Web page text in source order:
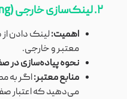
۲. لینک‌سازی خارجی (External Linking):
اهمیت:لینک دادن
معتبر و خارجی.
نحوه پیاده‌سازی
منابع معتبر:اگر به
می‌دهید که اعتبار